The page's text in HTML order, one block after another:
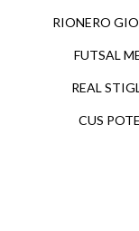
RIONERO
FUTSAL
REAL
CUS